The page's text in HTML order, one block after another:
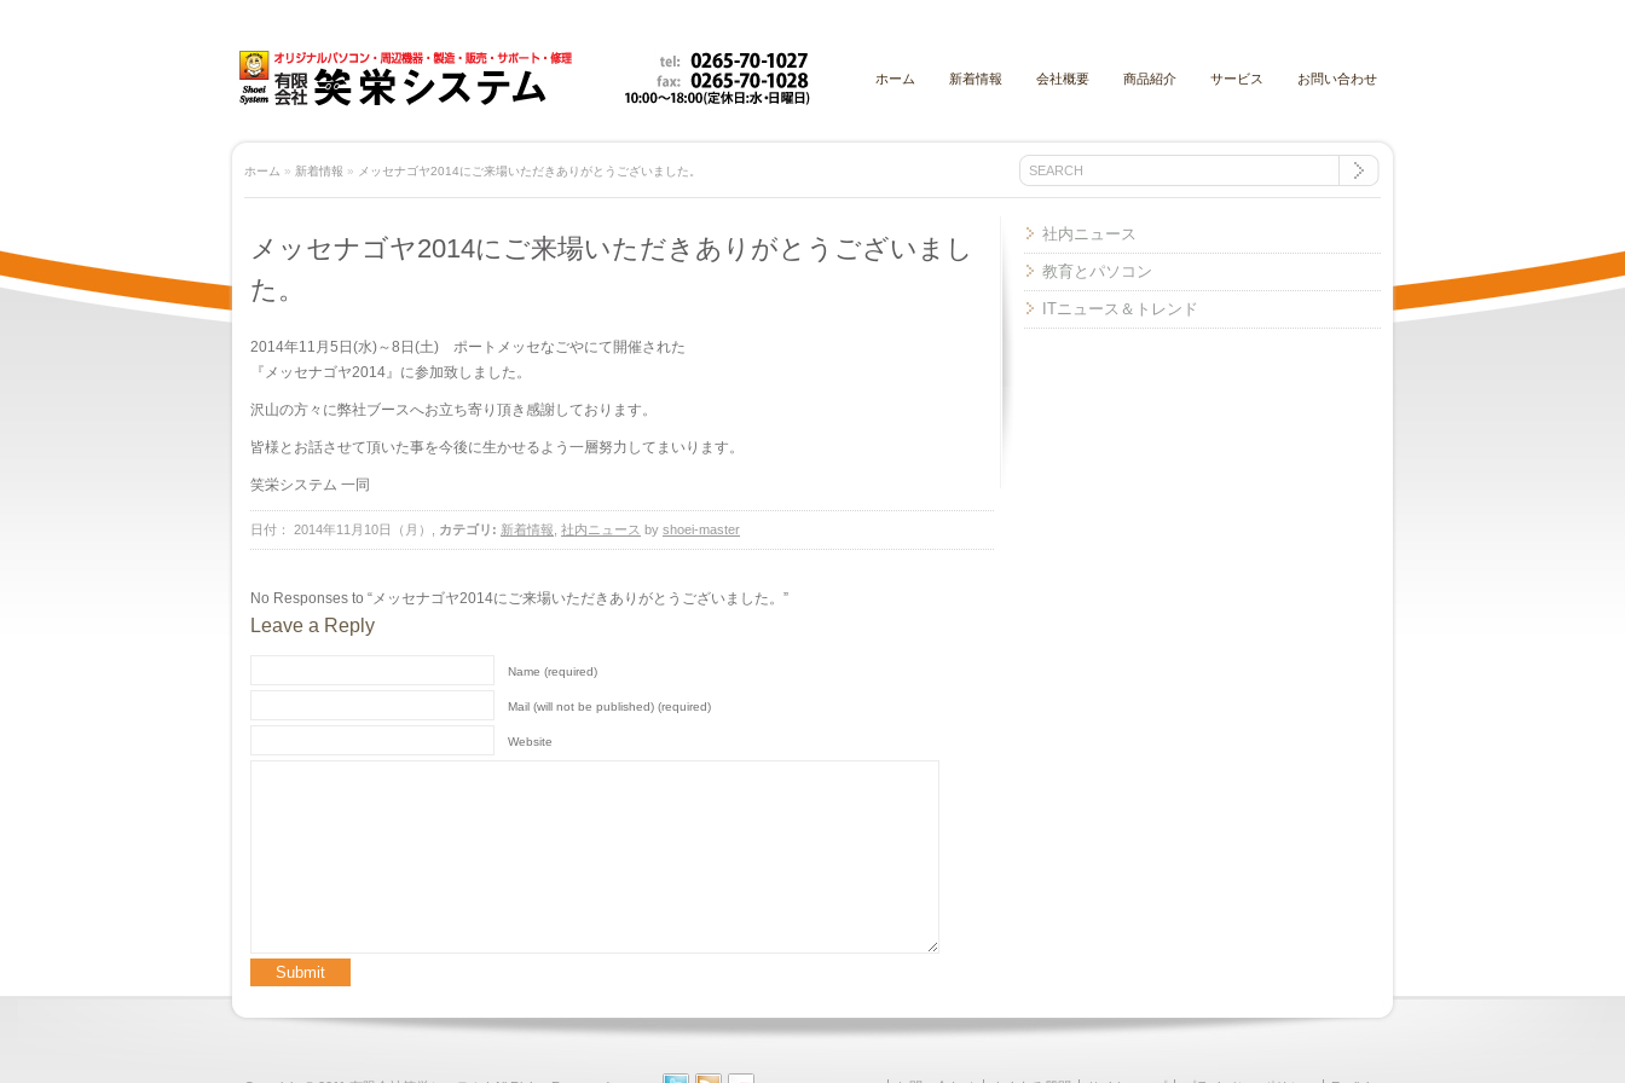
ホーム 新着情報 会社概要 商品紹介 サービス お問い合わせ
ホーム » 新着情報 » メッセナゴヤ2014にご来場いただきありがとうございました。
メッセナゴヤ2014にご来場いただきありがとうございまし
た。
2014年11月5日(水)～8日(土) ポートメッセなごやにて開催された
『メッセナゴヤ2014』に参加致しました。
沢山の方々に弊社ブースへお立ち寄り頂き感謝しております。
皆様とお話させて頂いた事を今後に生かせるよう一層努力してまいります。
笑栄システム 一同
日付： 2014年11月10日（月）, カテゴリ: 新着情報 社内ニュース by shoei-master
No Responses to “メッセナゴヤ2014にご来場いただきありがとうございました。”
Leave a Reply
Name (required)
Mail (will not be published) (required)
Website
社内ニュース
教育とパソコン
ITニュース＆トレンド